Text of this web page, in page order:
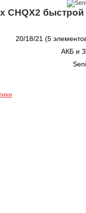
CHQX2 быстрой
20/18/21 (5
АКБ и